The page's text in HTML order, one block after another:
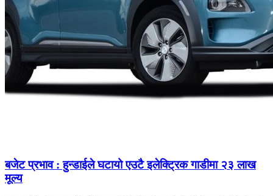
बजेट प्रभाव : हुन्डाईले घटायो एउटै इलेक्ट्रिक गाडीमा २३ लाख
मूल्य